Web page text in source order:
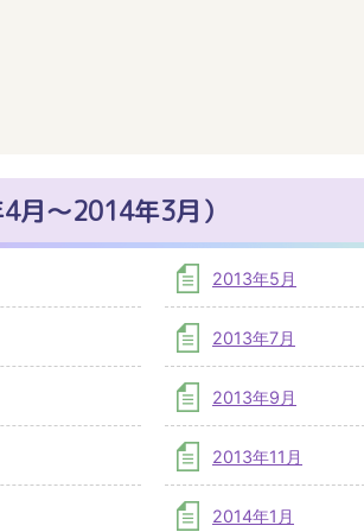
月～2014年3月）
2013年5月
2013年7月
2013年9月
2013年11月
2014年1月